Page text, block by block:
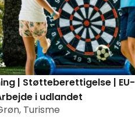
| Støtteberettigelse | EU-
i udlandet
, Turisme